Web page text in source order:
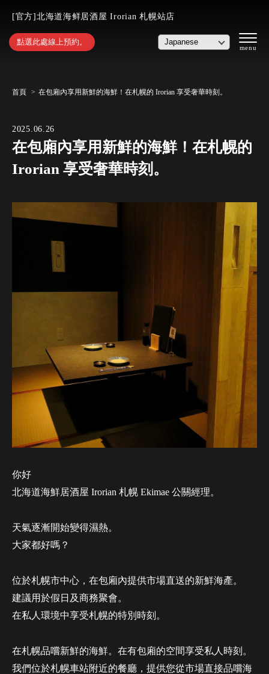
[官方]北海道海鲜居酒屋 Irorian 札幌站店
點選此處線上預約。
首頁 在包廂內享用新鮮的海鮮！在札幌的 Irorian 享受奢華時刻。
2025.06.26
在包廂內享用新鮮的海鮮！在札幌的
Irorian 享受奢華時刻。
你好
北海道海鮮居酒屋 Irorian 札幌 Ekimae 公關經理。
天氣逐漸開始變得濕熱。
大家都好嗎？
位於札幌市中心，在包廂內提供市場直送的新鮮海產。
建議用於假日及商務聚會。
在私人環境中享受札幌的特別時刻。
在札幌品嚐新鮮的海鮮。在有包廂的空間享受私人時刻。
我們位於札幌車站附近的餐廳，提供您從市場直接品嚐海